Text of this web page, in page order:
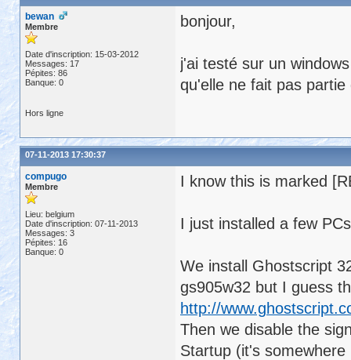
bewan
Membre
Date d'inscription: 15-03-2012
Messages: 17
Pépites: 86
Banque: 0
bonjour,
j'ai testé sur un
qu'elle ne fait pas
Hors ligne
07-11-2013 17:30:37
compugo
Membre
Lieu: belgium
Date d'inscription: 07-11-2013
Messages: 3
Pépites: 16
Banque: 0
I know this is marked
I just installed a few
We install Ghostscript
gs905w32 but I guess
http://
Then we disable the
Startup (it's